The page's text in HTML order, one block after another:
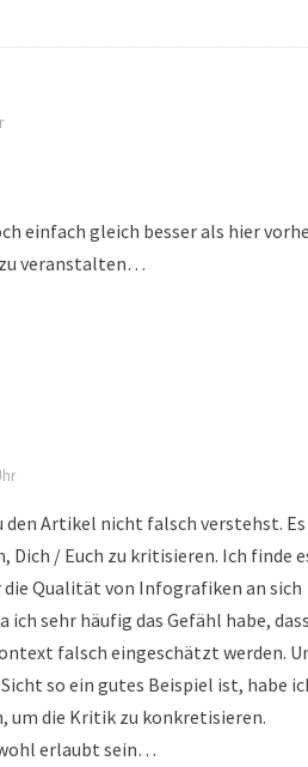
einfach gleich besser als hier
veranstalten…
den Artikel nicht falsch verstehst. Es
Dich / Euch zu kritisieren. Ich finde
Qualität von Infografiken an sich
ich sehr häufig das Gefähl habe,
falsch eingeschätzt werden.
so ein gutes Beispiel ist, habe
um die Kritik zu konkretisieren.
erlaubt sein…